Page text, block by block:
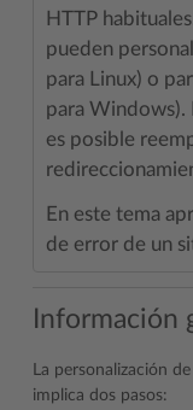
HTTP
pueden
para Linux) o
para Windows).
es posible
En este tema
de error de un
Información
La personalización
implica dos pasos: